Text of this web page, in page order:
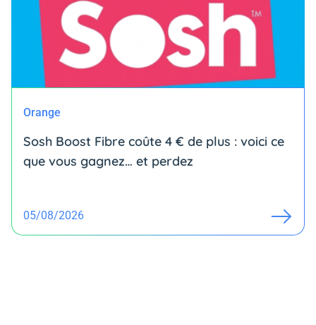
Orange
Sosh Boost Fibre coûte 4 € de plus : voici ce
que vous gagnez… et perdez
05/08/2026